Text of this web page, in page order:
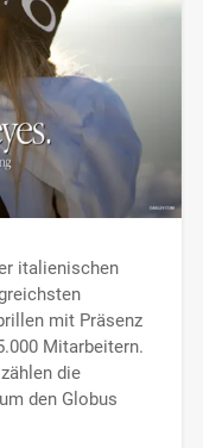
italienischen
mit Präsenz
Mitarbeitern.
die
den Globus